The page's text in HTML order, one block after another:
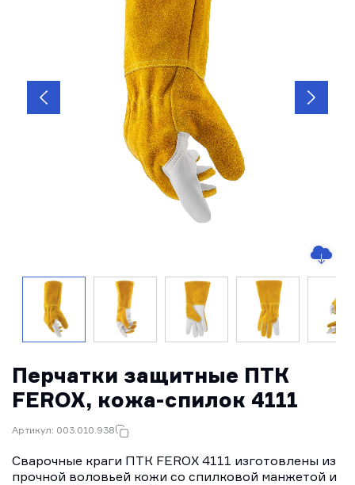
Перчатки защитные ПТК
FEROX, кожа-спилок 4111
Артикул: 003.010.938
Сварочные краги ПТК FEROX 4111 изготовлены из
прочной воловьей кожи со спилковой манжетой и